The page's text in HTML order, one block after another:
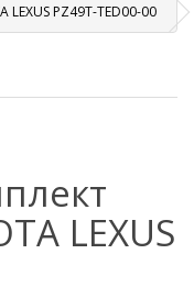
PZ49T-TED00-00
LEXUS